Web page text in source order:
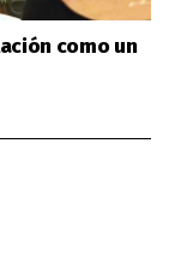
como un